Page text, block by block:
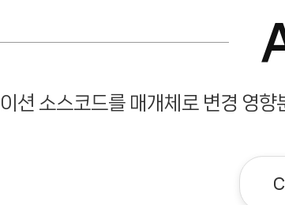
션 소스코드를 매개체로 변경 영